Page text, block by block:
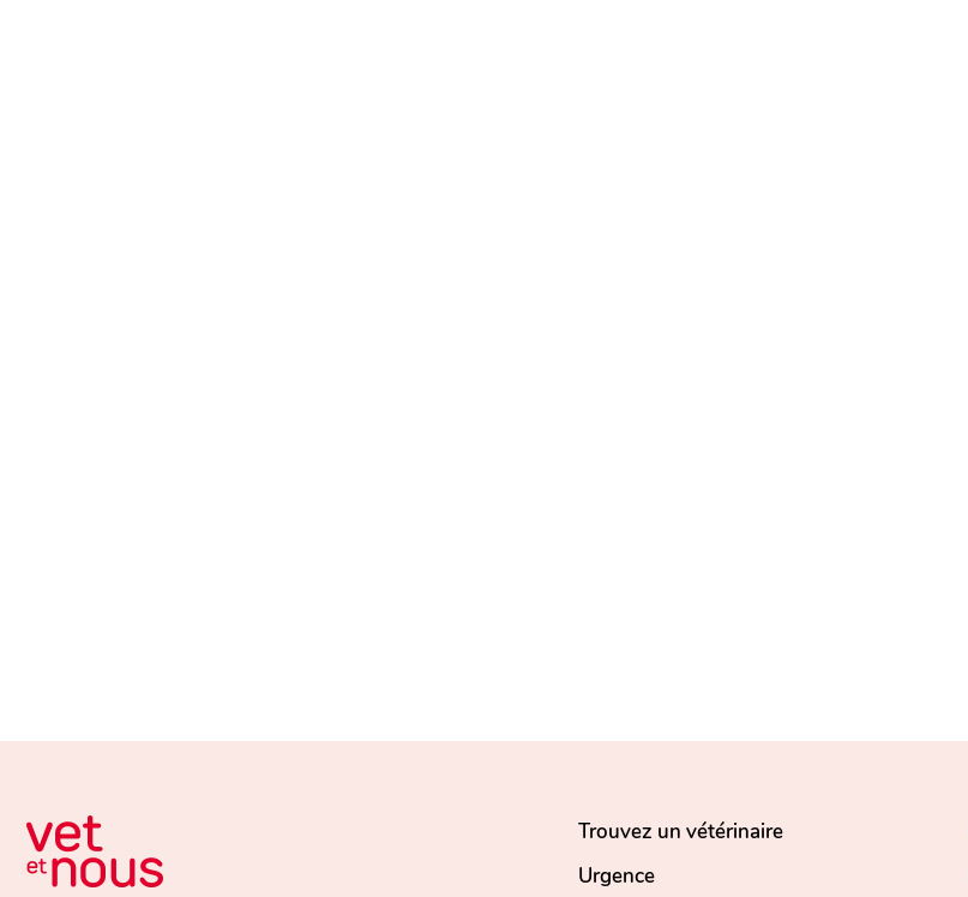
Trouvez un vétérinaire
Urgence